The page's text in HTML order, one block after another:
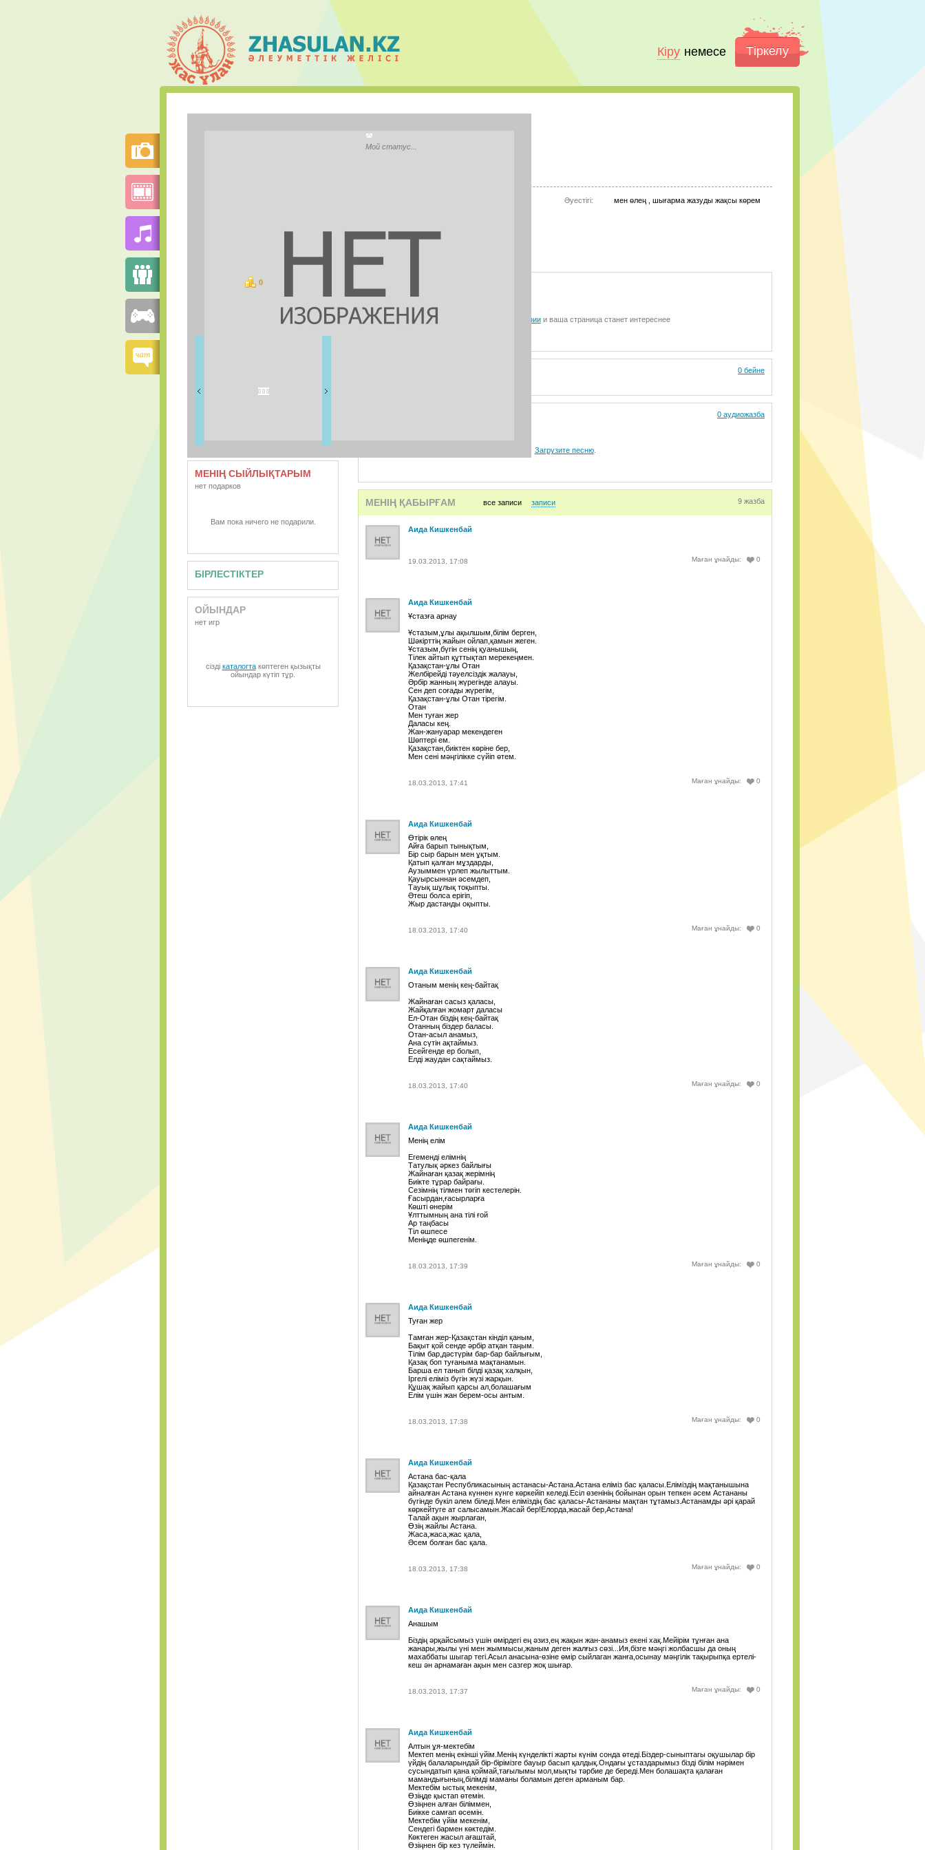
Кіру немесе Тіркелу
Мой статус...
Әуестігі: мен өлең , шығарма жазуды жақсы көрем
0ұпай
МЕНІҢ СЫЙЛЫҚТАРЫМ
нет подарков
Вам пока ничего не подарили.
БІРЛЕСТІКТЕР
ОЙЫНДАР
нет игр
сізді каталогтакөптеген қызықты
ойындар күтіп тұр.
Загрузите фотографиии ваша страница станет интереснее
0 бейне
0 аудиожазба
Загрузите песню.
МЕНІҢ ҚАБЫРҒАМ все записи записи 9 жазба
Аида Кишкенбай
0
Маған ұнайды:
19.03.2013, 17:08
Аида Кишкенбай
Ұстазға арнау
Ұстазым,ұлы ақылшым,білім берген,
Шәкірттің жайын ойлап,қамын жеген.
Ұстазым,бүгін сенің қуанышың,
Тілек айтып құттықтап мерекеңмен.
Қазақстан-ұлы Отан
Желбірейді тәуелсіздік жалауы,
Әрбір жанның жүрегінде алауы.
Сен деп соғады жүрегім,
Қазақстан-ұлы Отан тірегім.
Отан
Мен туған жер
Даласы кең.
Жан-жануарар мекендеген
Шөптері ем.
Қазақстан,биіктен көріне бер,
Мен сені мәңгілікке сүйіп өтем.
0
Маған ұнайды:
18.03.2013, 17:41
Аида Кишкенбай
Өтірік өлең
Айға барып тынықтым,
Бір сыр барын мен ұқтым.
Қатып қалған мұздарды,
Аузыммен үрлеп жылыттым.
Қауырсыннан әсемдеп,
Тауық шұлық тоқыпты.
Әтеш болса ерігіп,
Жыр дастанды оқыпты.
0
Маған ұнайды:
18.03.2013, 17:40
Аида Кишкенбай
Отаным менің кең-байтақ
Жайнаған сасыз қаласы,
Жайқалған жомарт даласы
Ел-Отан біздің кең-байтақ
Отанның біздер баласы.
Отан-асыл анамыз,
Ана сүтін ақтаймыз.
Есейгенде ер болып,
Елді жаудан сақтаймыз.
0
Маған ұнайды:
18.03.2013, 17:40
Аида Кишкенбай
Менің елім
Егеменді елімнің
Татулық әркез байлығы
Жайнаған қазақ жерімнің
Биікте тұрар байрағы.
Сезімнің тілмен төгіп кестелерін.
Ғасырдан,ғасырларға
Көшті өнерім
Ұлттымның ана тілі ғой
Ар таңбасы
Тіл өшпесе
Меніңде өшпегенім.
0
Маған ұнайды:
18.03.2013, 17:39
Аида Кишкенбай
Туған жер
Тамған жер-Қазақстан кінділ қаным,
Бақыт қой сенде әрбір атқан таңым.
Тілім бар,дәстүрім бар-бар байлығым,
Қазақ боп туғаныма мақтанамын.
Барша ел танып білді қазақ халқын,
Іргелі еліміз бүгін жүзі жарқын.
Құшақ жайып қарсы ал,болашағым
Елім үшін жан берем-осы антым.
0
Маған ұнайды:
18.03.2013, 17:38
Аида Кишкенбай
Астана бас-қала
Қазақстан Республикасының астанасы-Астана.Астана еліміз бас қаласы.Еліміздің мақтанышына
айналған Астана күннен күнге көркейіп келеді.Есіл өзенінің бойынан орын тепкен әсем Астананы
бүгінде бүкіл әлем біледі.Мен еліміздің бас қаласы-Астананы мақтан тұтамыз.Астанамды әрі қарай
көркейтуге ат салысамын.Жасай бер!Елорда,жасай бер,Астана!
Талай ақын жырлаған,
Өзің жайлы Астана.
Жаса,жаса,жас қала,
Әсем болған бас қала.
0
Маған ұнайды:
18.03.2013, 17:38
Аида Кишкенбай
Анашым
Біздің әрқайсымыз үшін өмірдегі ең әзиз,ең жақын жан-анамыз екені хақ.Мейірім тұнған ана
жанары,жылы үні мен жыммысы,жаным деген жалғыз сөзі...Ия,бізге мәңгі жолбасшы да оның
махаббаты шыгар тегі.Асыл анасына-өзіне өмір сыйлаган жанға,осынау мәңгілік тақырыпқа ертелі-
кеш ән арнамаған ақын мен сазгер жоқ шығар.
0
Маған ұнайды:
18.03.2013, 17:37
Аида Кишкенбай
Алтын ұя-мектебім
Мектеп менің екінші үйім.Менің күнделікті жарты күнім сонда өтеді.Біздер-сыныптагы оқушылар бір
үйдің балаларындай бір-бірімізге бауыр басып қалдық.Ондағы ұстаздарымыз бізді білім нәрімен
сусындатып қана қоймай,тағылымы мол,мықты тәрбие де береді.Мен болашақта қалаған
мамандығының,білімді маманы боламын деген арманым бар.
Мектебім ыстық мекенім,
Өзіңде қыстап өтемін.
Өзіңнен алған біліммен,
Биікке самғап өсемін.
Мектебім үйім мекенім,
Сендегі бармен көктедім.
Көктеген жасыл ағаштай,
Өзіңнен бір кез түлеймін.